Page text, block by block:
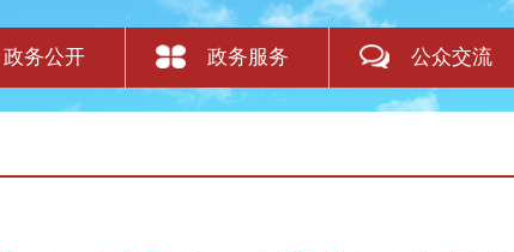
政务公开 政务服务 公众交流